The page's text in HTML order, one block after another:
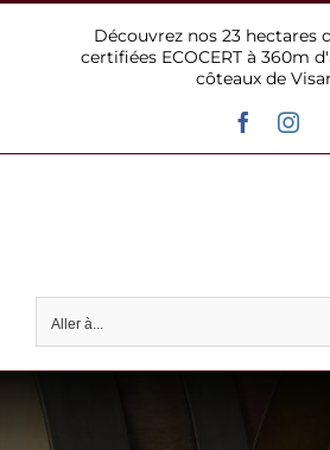
Découvrez nos 23 hectares
certifiées ECOCERT à 360m
côteaux de
Facebook
Aller à...